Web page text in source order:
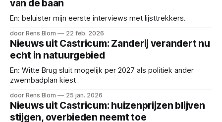
van de baan
En: beluister mijn eerste interviews met lijsttrekkers.
door Rens Blom 22 feb. 2026
Nieuws uit Castricum: Zanderij verandert nu
echt in natuurgebied
En: Witte Brug sluit mogelijk per 2027 als politiek ander
zwembadplan kiest
door Rens Blom 25 jan. 2026
Nieuws uit Castricum: huizenprijzen blijven
stijgen, overbieden neemt toe